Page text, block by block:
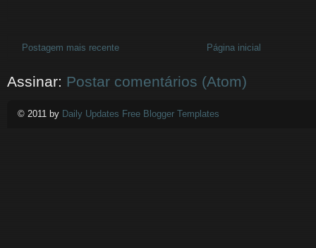
Postagem mais recente Página inicial
Assinar: Postar comentários (Atom)
© 2011 by Daily Updates Free Blogger Templates